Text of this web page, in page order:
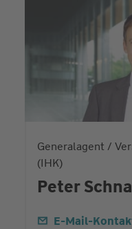
Generalagent /
(IHK)
Peter
E-Mail-